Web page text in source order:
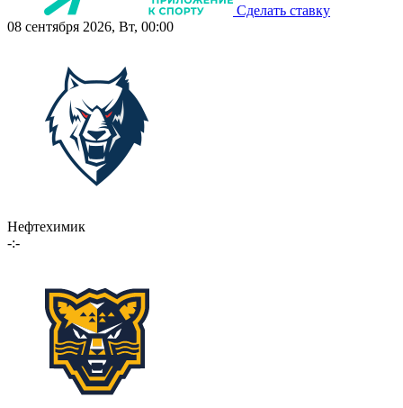
Сделать ставку
08 сентября 2026, Вт, 00:00
Нефтехимик
-:-